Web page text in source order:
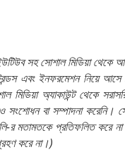
সহ সোশাল মিডিয়া থেকে
এবং ইনফরমেশন নিয়ে
মিডিয়া অ্যাকাউন্ট থেকে
সংশোধন বা সম্পাদনা করেনি।
র মতামতকে প্রতিফলিত করে
করে না।)